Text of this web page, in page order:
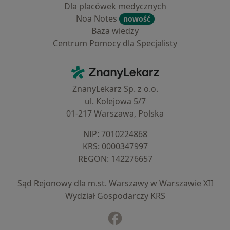
Dla placówek medycznych
Noa Notes
nowość
Baza wiedzy
Centrum Pomocy dla Specjalisty
ZnanyLekarz - Strona główna
ZnanyLekarz Sp. z o.o.
ul. Kolejowa 5/7
01-217 Warszawa, Polska
NIP: ⁠7010224868
KRS: ⁠0000347997
REGON: ⁠142276657
Sąd Rejonowy dla m.st. Warszawy w Warszawie XII
Wydział Gospodarczy KRS